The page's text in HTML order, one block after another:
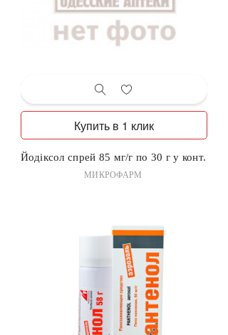
Купить в 1 клик
Йодіксол спрей 85 мг/г по 30 г у конт.
МИКРОФАРМ